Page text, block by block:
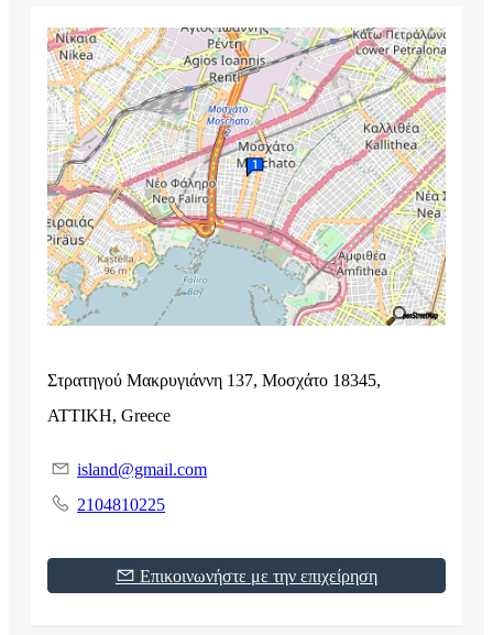
Στρατηγού Μακρυγιάννη 137, Μοσχάτο 18345,
ΑΤΤΙΚΗ, Greece
island@gmail.com
2104810225
Επικοινωνήστε με την επιχείρηση